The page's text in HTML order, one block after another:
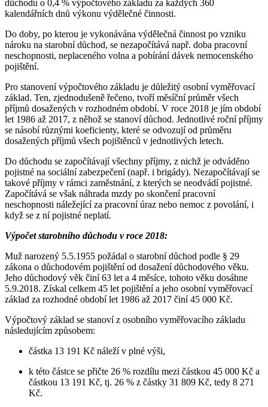
důchodu o 0,4 % výpočtového základu za každých 360
kalendářních dnů výkonu výdělečné činnosti.
Do doby, po kterou je vykonávána výdělečná činnost po vzniku
nároku na starobní důchod, se nezapočítává např. doba pracovní
neschopnosti, neplaceného volna a pobírání dávek nemocenského
pojištění.
Pro stanovení výpočtového základu je důležitý osobní vyměřovací
základ. Ten, zjednodušeně řečeno, tvoří měsíční průměr všech
příjmů dosažených v rozhodném období. V roce 2018 je jím období
let 1986 až 2017, z něhož se stanoví důchod. Jednotlivé roční příjmy
se násobí různými koeficienty, které se odvozují od průměru
dosažených příjmů všech pojištěnců v jednotlivých letech.
Do důchodu se započítávají všechny příjmy, z nichž je odváděno
pojistné na sociální zabezpečení (např. i brigády). Nezapočítávají se
takové příjmy v rámci zaměstnání, z kterých se neodvádí pojistné.
Započítává se však náhrada mzdy po skončení pracovní
neschopnosti náležející za pracovní úraz nebo nemoc z povolání, i
když se z ní pojistné neplatí.
Výpočet starobního důchodu v roce 2018:
Muž narozený 5.5.1955 požádal o starobní důchod podle § 29
zákona o důchodovém pojištění od dosažení důchodového věku.
Jeho důchodový věk činí 63 let a 4 měsíce, tohoto věku dosáhne
5.9.2018. Získal celkem 45 let pojištění a jeho osobní vyměřovací
základ za rozhodné období let 1986 až 2017 činí 45 000 Kč.
Výpočtový základ se stanoví z osobního vyměřovacího základu
následujícím způsobem:
částka 13 191 Kč náleží v plné výši,
k této částce se přičte 26 % rozdílu mezi částkou 45 000 Kč a
částkou 13 191 Kč, tj. 26 % z částky 31 809 Kč, tedy 8 271
Kč.